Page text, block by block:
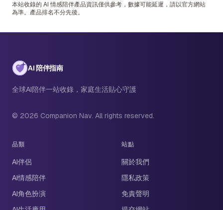
本站收錄的 AI 情感陪伴產品資訊僅供參考，數據可能延遲，請以官方網站
為準。產品排名不分先後。
AI 陪伴指南
全球AI陪伴一站收錄，家庭生活貼心守護
© 2026 Companion Nav. All rights reserved.
品類
AI伴侶
AI情感陪伴
AI角色扮演
站點
關於我們
隱私政策
免責聲明